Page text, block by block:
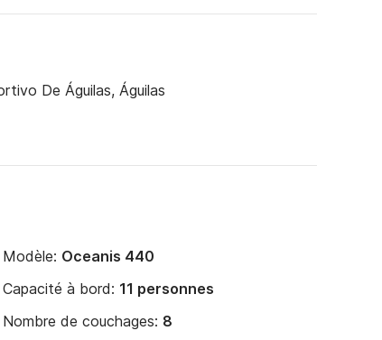
De Águilas, Águilas
Modèle: Oceanis 440
Capacité à bord: 11 personnes
Nombre de couchages: 8